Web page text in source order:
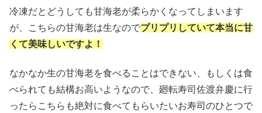
冷凍だとどうしても甘海老が柔らかくなってしまいます
が、こちらの甘海老は生なのでプリプリしていて本当に甘
くて美味しいですよ！
なかなか生の甘海老を食べることはできない、もしくは食
べられても結構お高いようなので、廻転寿司佐渡弁慶に行
ったらこちらも絶対に食べてもらいたいお寿司のひとつで